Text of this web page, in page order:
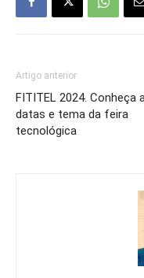
Artigo anterior
FITITEL 2024. Conheça
datas e tema da feira
tecnológica